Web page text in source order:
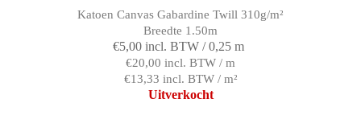
Katoen Canvas Gabardine Twill 310g/m²
Breedte 1.50m
€5,00 incl. BTW / 0,25 m
€20,00 incl. BTW / m
€13,33 incl. BTW / m²
Uitverkocht